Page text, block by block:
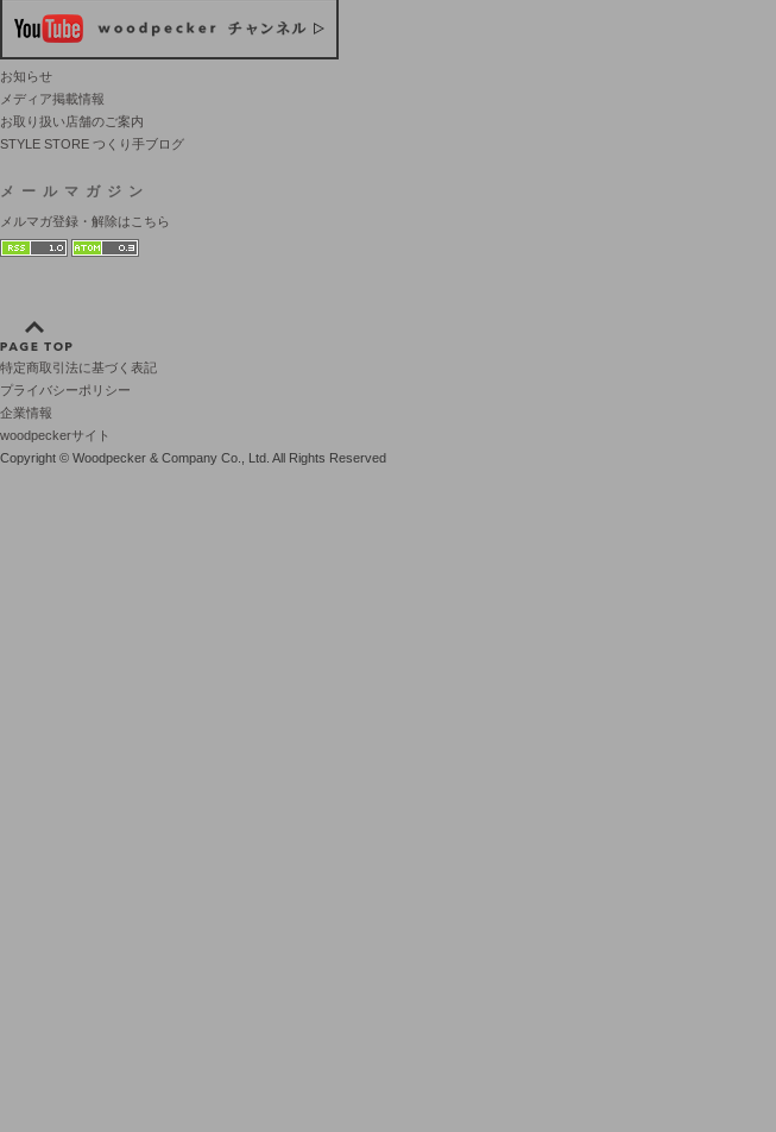
お知らせ
メディア掲載情報
お取り扱い店舗のご案内
STYLE STORE つくり手ブログ
メールマガジン
メルマガ登録・解除はこちら
特定商取引法に基づく表記
プライバシーポリシー
企業情報
woodpeckerサイト
Copyright © Woodpecker & Company Co., Ltd. All Rights Reserved